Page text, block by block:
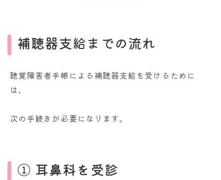
補聴器支給までの流れ
聴覚障害者手帳による補聴器支給を受けるために
は、
次の手続きが必要になります。
① 耳鼻科を受診